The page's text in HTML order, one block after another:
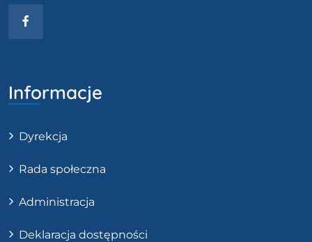
Informacje
Dyrekcja
Rada społeczna
Administracja
Deklaracja dostępności